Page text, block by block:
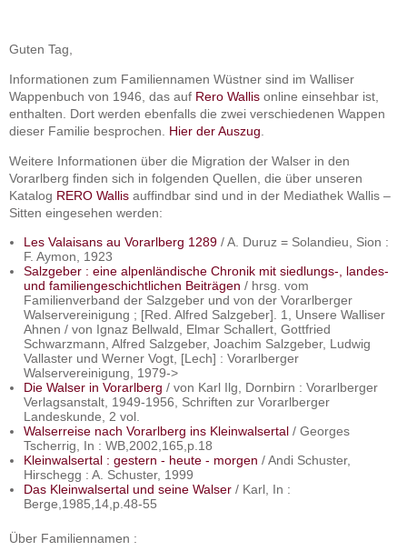
Guten Tag,
Informationen zum Familiennamen Wüstner sind im Walliser
Wappenbuch von 1946, das auf Rero Wallis online einsehbar ist,
enthalten. Dort werden ebenfalls die zwei verschiedenen Wappen
dieser Familie besprochen. Hier der Auszug
Weitere Informationen über die Migration der Walser in den
Vorarlberg finden sich in folgenden Quellen, die über unseren
Katalog RERO Wallis auffindbar sind und in der Mediathek Wallis –
Sitten eingesehen werden:
Les Valaisans au Vorarlberg 1289 / A. Duruz = Solandieu, Sion :
F. Aymon, 1923
Salzgeber : eine alpenländische Chronik mit siedlungs-, landes-
und familiengeschichtlichen Beiträgen / hrsg. vom
Familienverband der Salzgeber und von der Vorarlberger
Walservereinigung ; [Red. Alfred Salzgeber]. 1, Unsere Walliser
Ahnen / von Ignaz Bellwald, Elmar Schallert, Gottfried
Schwarzmann, Alfred Salzgeber, Joachim Salzgeber, Ludwig
Vallaster und Werner Vogt, [Lech] : Vorarlberger
Walservereinigung, 1979->
Die Walser in Vorarlberg / von Karl Ilg, Dornbirn : Vorarlberger
Verlagsanstalt, 1949-1956, Schriften zur Vorarlberger
Landeskunde, 2 vol.
Walserreise nach Vorarlberg ins Kleinwalsertal / Georges
Tscherrig, In : WB,2002,165,p.18
Kleinwalsertal : gestern - heute - morgen / Andi Schuster,
Hirschegg : A. Schuster, 1999
Das Kleinwalsertal und seine Walser / Karl, In :
Berge,1985,14,p.48-55
Über Familiennamen :